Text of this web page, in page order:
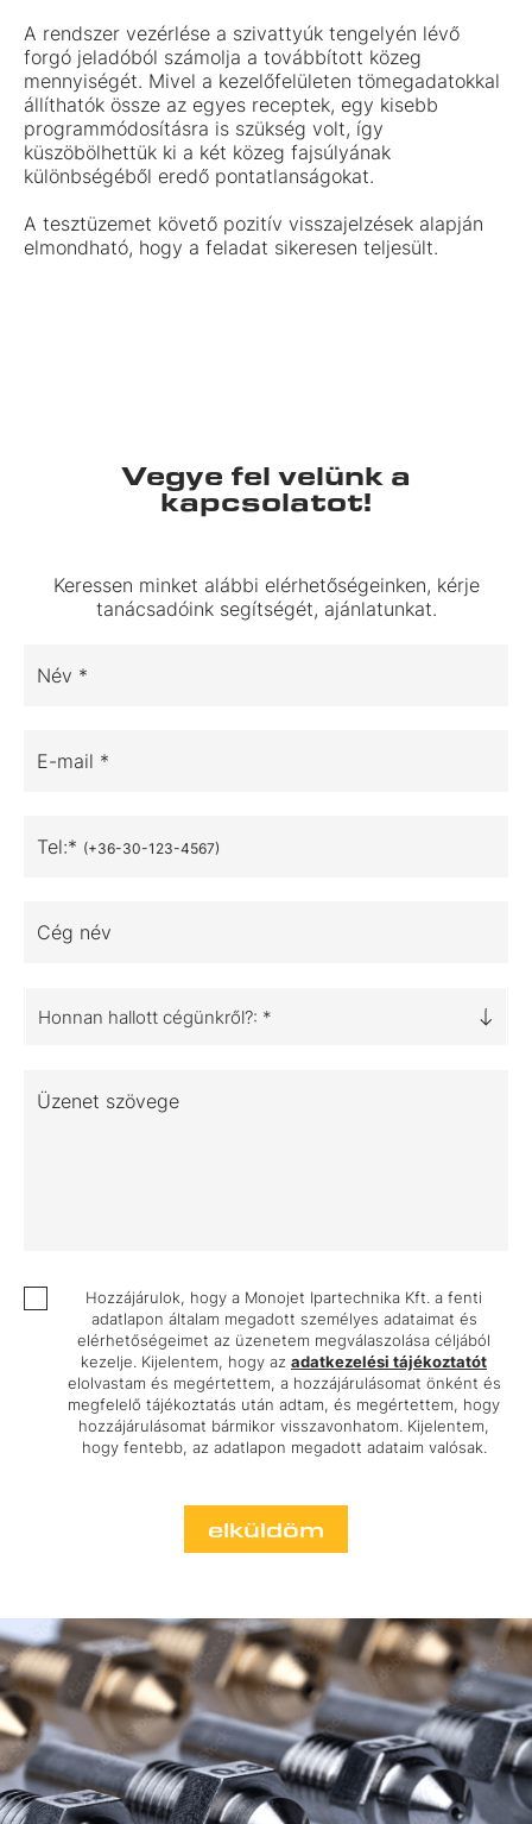
A rendszer vezérlése a szivattyúk tengelyén lévő
forgó jeladóból számolja a továbbított közeg
mennyiségét. Mivel a kezelőfelületen tömegadatokkal
állíthatók össze az egyes receptek, egy kisebb
programmódosításra is szükség volt, így
küszöbölhettük ki a két közeg fajsúlyának
különbségéből eredő pontatlanságokat.
A tesztüzemet követő pozitív visszajelzések alapján
elmondható, hogy a feladat sikeresen teljesült.
Vegye fel velünk a
kapcsolatot!
Keressen minket alábbi elérhetőségeinken, kérje
tanácsadóink segítségét, ajánlatunkat.
Név *
E-mail *
Tel:* (+36-30-123-4567)
Cég név
Honnan hallott cégünkről?: *
Üzenet szövege
Hozzájárulok, hogy a Monojet Ipartechnika Kft. a fenti
adatlapon általam megadott személyes adataimat és
elérhetőségeimet az üzenetem megválaszolása céljából
kezelje. Kijelentem, hogy az adatkezelési tájékoztatót
elolvastam és megértettem, a hozzájárulásomat önként és
megfelelő tájékoztatás után adtam, és megértettem, hogy
hozzájárulásomat bármikor visszavonhatom. Kijelentem,
hogy fentebb, az adatlapon megadott adataim valósak.
elküldöm